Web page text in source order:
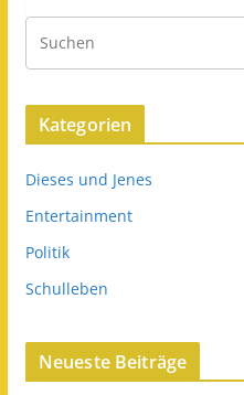
Kategorien
Dieses und Jenes
Entertainment
Politik
Schulleben
Neueste Beiträge